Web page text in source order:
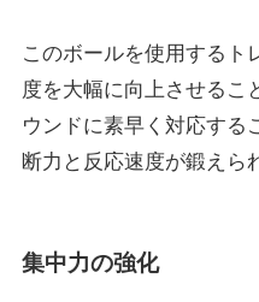
このボールを使用するト
度を大幅に向上させるこ
ウンドに素早く対応する
断力と反応速度が鍛えら
集中力の強化